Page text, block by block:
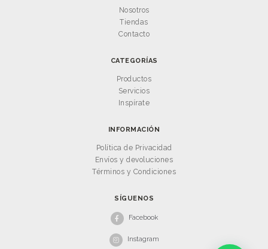
Nosotros
Tiendas
Contacto
CATEGORÍAS
Productos
Servicios
Inspírate
INFORMACIÓN
Política de Privacidad
Envíos y devoluciones
Términos y Condiciones
SÍGUENOS
Facebook
Instagram